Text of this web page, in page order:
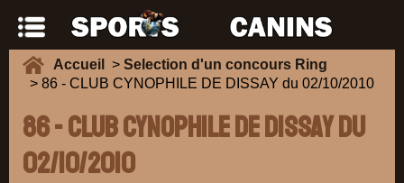
Accueil > Selection d'un concours Ring
> 86 - CLUB CYNOPHILE DE DISSAY du 02/10/2010
86 - CLUB CYNOPHILE DE DISSAY du
02/10/2010